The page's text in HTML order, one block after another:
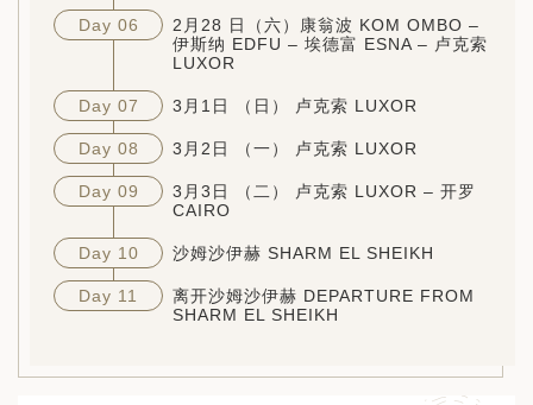
Day 06
2月28 日（六）康翁波 KOM OMBO –
伊斯纳 EDFU – 埃德富 ESNA – 卢克索
LUXOR
Day 07 3月1日 （日） 卢克索 LUXOR
Day 08 3月2日 （一） 卢克索 LUXOR
Day 09
3月3日 （二） 卢克索 LUXOR – 开罗
CAIRO
Day 10 沙姆沙伊赫 SHARM EL SHEIKH
Day 11
离开沙姆沙伊赫 DEPARTURE FROM
SHARM EL SHEIKH